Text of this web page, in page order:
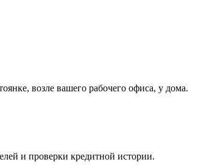
возле вашего рабочего офиса, у дома.
и проверки кредитной истории.